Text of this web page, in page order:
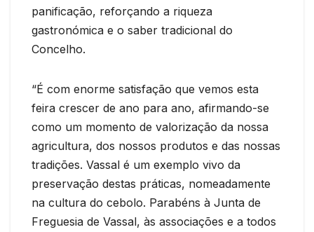
panificação, reforçando a riqueza
gastronómica e o saber tradicional do
Concelho.
“É com enorme satisfação que vemos esta
feira crescer de ano para ano, afirmando-se
como um momento de valorização da nossa
agricultura, dos nossos produtos e das nossas
tradições. Vassal é um exemplo vivo da
preservação destas práticas, nomeadamente
na cultura do cebolo. Parabéns à Junta de
Freguesia de Vassal, às associações e a todos